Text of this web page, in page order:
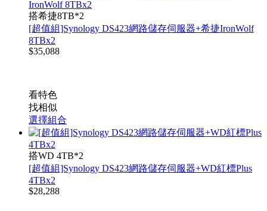
搭希捷8TB*2
[超值組]Synology DS423網路儲存伺服器+希捷IronWolf
8TBx2
$35,088
看特色
找相似
選擇組合
搭WD 4TB*2
[超值組]Synology DS423網路儲存伺服器+WD紅標Plus
4TBx2
$28,288